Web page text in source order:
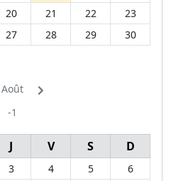
20 21 22
23
27 28 29
30
Août
-1
J V S D
3 4 5
6